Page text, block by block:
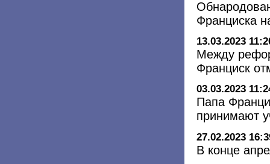
Франциска
13.03.2023
Между
Франциск
03.03.2023
Папа
принимают
27.02.2023
В конце